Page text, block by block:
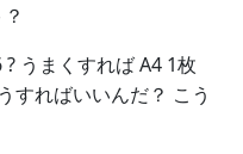
うまくすれば A4 1枚
すればいいんだ？ こう